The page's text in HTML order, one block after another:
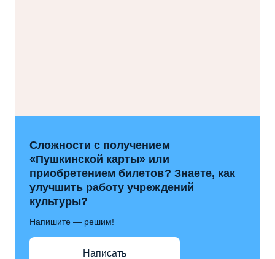
Сложности с получением
«Пушкинской карты» или
приобретением билетов? Знаете, как
улучшить работу учреждений
культуры?
Напишите — решим!
Написать